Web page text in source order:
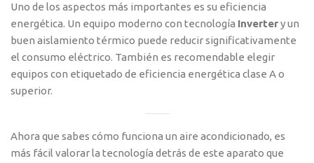
Uno de los aspectos más importantes es su eficiencia
energética. Un equipo moderno con tecnología Invertery un
buen aislamiento térmico puede reducir significativamente
el consumo eléctrico. También es recomendable elegir
equipos con etiquetado de eficiencia energética clase A o
superior.
Ahora que sabes cómo funciona un aire acondicionado, es
más fácil valorar la tecnología detrás de este aparato que